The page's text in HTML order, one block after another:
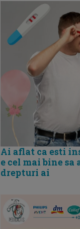
Ai aflat ca esti
e cel mai bine
drepturi ai